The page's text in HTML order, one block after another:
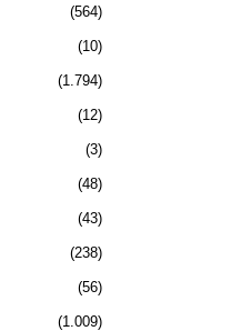
564
10
1.794
12
3
48
43
238
56
1.009